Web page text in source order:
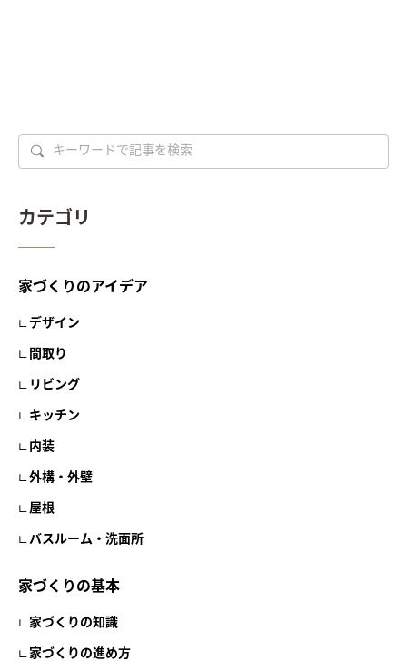
カテゴリ
家づくりのアイデア
デザイン
間取り
リビング
キッチン
内装
外構・外壁
屋根
バスルーム・洗面所
家づくりの基本
家づくりの知識
家づくりの進め方